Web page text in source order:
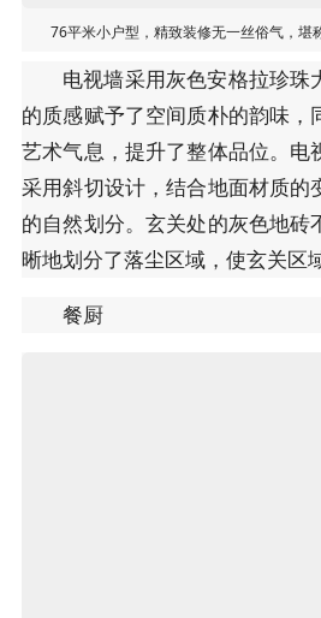
76平米小户型，精致装修无一丝俗气，堪
电视墙采用灰色安格拉珍珠
的质感赋予了空间质朴的韵味，
艺术气息，提升了整体品位。电
采用斜切设计，结合地面材质的
的自然划分。玄关处的灰色地砖
晰地划分了落尘区域，使玄关区
餐厨